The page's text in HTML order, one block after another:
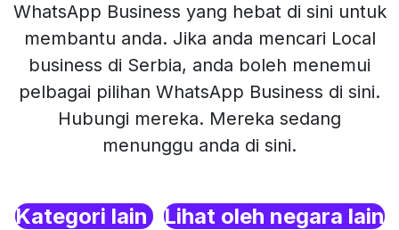
WhatsApp Business yang hebat di sini untuk
membantu anda. Jika anda mencari Local
business di Serbia, anda boleh menemui
pelbagai pilihan WhatsApp Business di sini.
Hubungi mereka. Mereka sedang
menunggu anda di sini.
Kategori lain Lihat oleh negara lain